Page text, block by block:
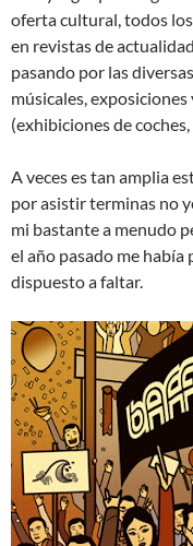
oferta cultural, todos
en revistas de
pasando por las
músicales,
(exhibiciones de
A veces es tan amplia
por asistir terminas no
mi bastante a menudo
el año pasado me había
dispuesto a faltar.